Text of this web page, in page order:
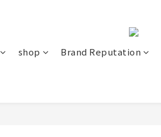
shop Brand Reputation